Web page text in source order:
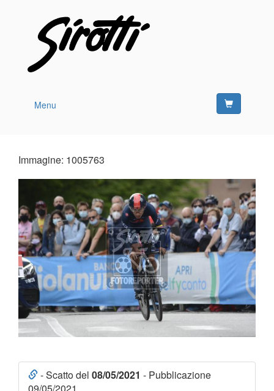
Menu
Immagine: 1005763
- Scatto del 08/05/2021 - Pubblicazione